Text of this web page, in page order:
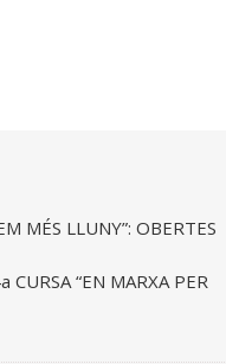
MÉS LLUNY”: OBERTES
CURSA “EN MARXA PER